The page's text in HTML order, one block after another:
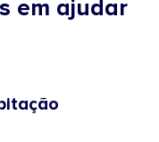
em ajudar